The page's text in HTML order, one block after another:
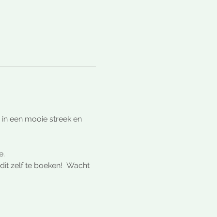
een mooie streek en
zelf te boeken!  Wacht